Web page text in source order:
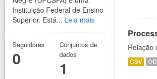
Relação
CSV
Instituição Federal de Ensino
Superior. Está... Leia mais
Seguidores
0
Conjuntos de
dados
1